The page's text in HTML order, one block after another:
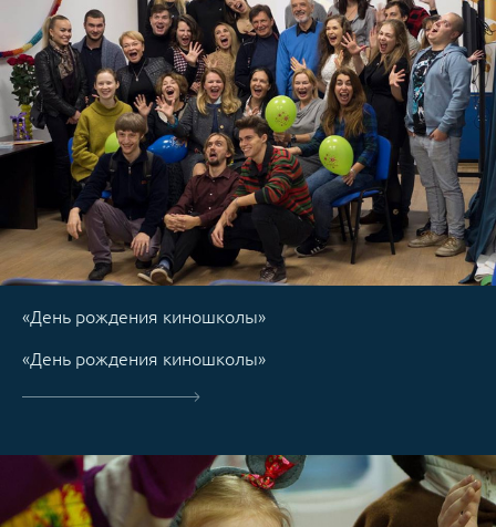
«День рождения киношколы»
«День рождения киношколы»